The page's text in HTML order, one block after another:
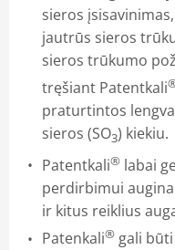
sieros
jautrūs sieros
sieros trūkumo
tręšiant Patentkali
praturtintos
sieros (SO3) kiekiu.
Patentkali® labai
perdirbimui
ir kitus reiklius
Patenkali® gali